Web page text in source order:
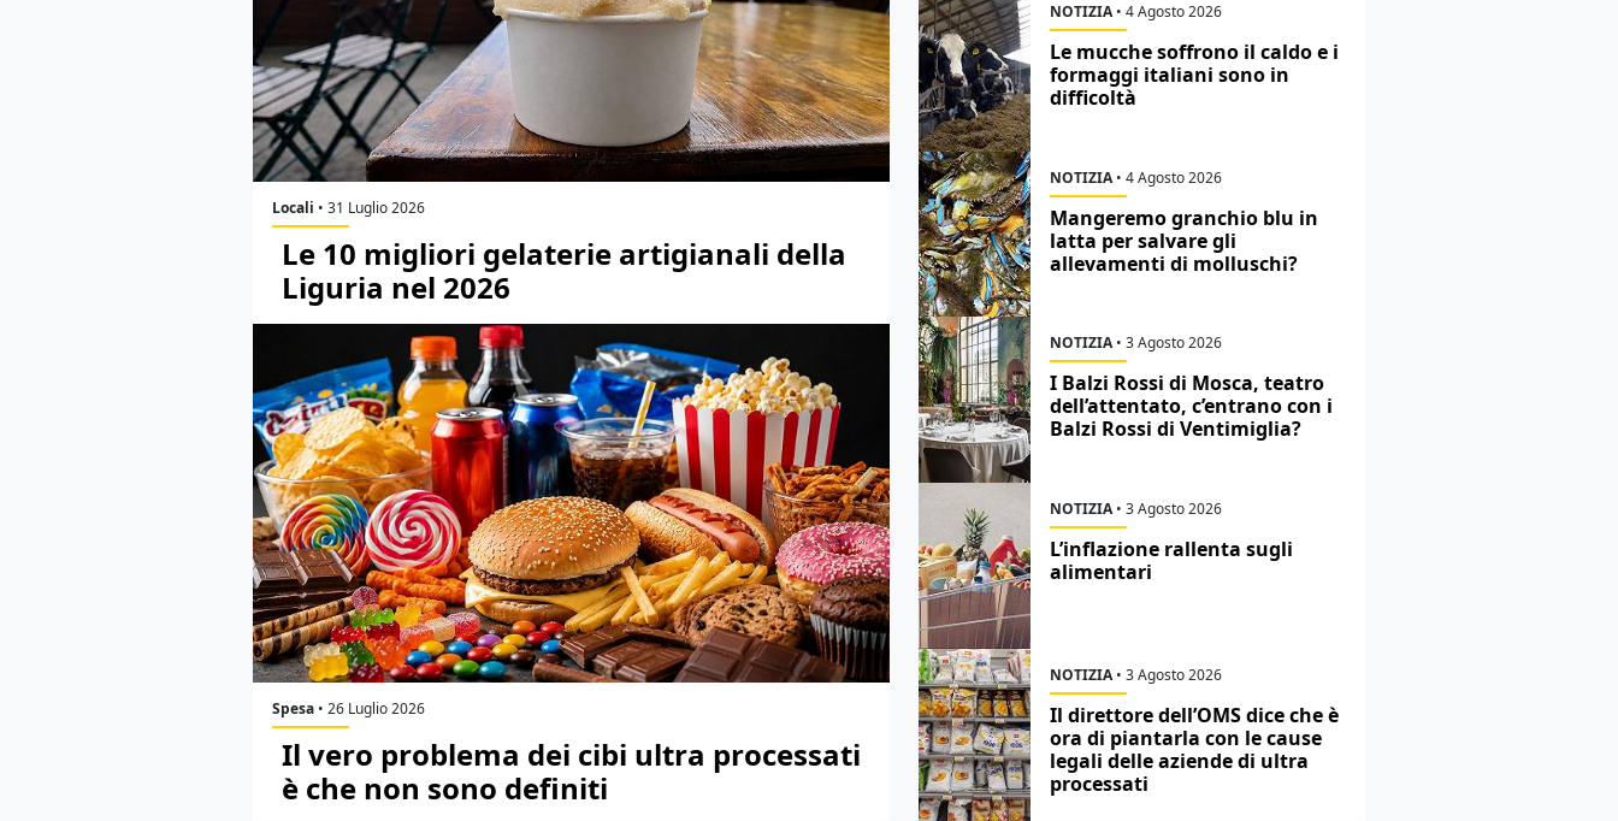
Locali • 31 Luglio 2026
Le 10 migliori gelaterie artigianali della
Liguria nel 2026
Spesa • 26 Luglio 2026
Il vero problema dei cibi ultra processati
è che non sono definiti
NOTIZIA• 4 Agosto 2026
Le mucche soffrono il caldo e i
formaggi italiani sono in
difficoltà
NOTIZIA• 4 Agosto 2026
Mangeremo granchio blu in
latta per salvare gli
allevamenti di molluschi?
NOTIZIA• 3 Agosto 2026
I Balzi Rossi di Mosca, teatro
dell’attentato, c’entrano con i
Balzi Rossi di Ventimiglia?
NOTIZIA• 3 Agosto 2026
L’inflazione rallenta sugli
alimentari
NOTIZIA• 3 Agosto 2026
Il direttore dell’OMS dice che è
ora di piantarla con le cause
legali delle aziende di ultra
processati